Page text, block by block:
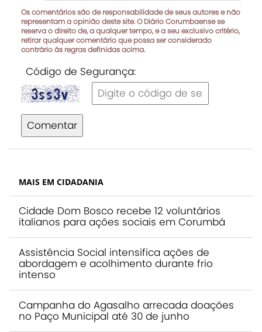
Os comentários são de responsabilidade de seus autores e não
representam a opinião deste site. O Diário Corumbaense se
reserva o direito de, a qualquer tempo, e a seu exclusivo critério,
retirar qualquer comentário que possa ser considerado
contrário às regras definidas acima.
Código de Segurança:
Comentar
MAIS EM CIDADANIA
Cidade Dom Bosco recebe 12 voluntários
italianos para ações sociais em Corumbá
Assistência Social intensifica ações de
abordagem e acolhimento durante frio
intenso
Campanha do Agasalho arrecada doações
no Paço Municipal até 30 de junho